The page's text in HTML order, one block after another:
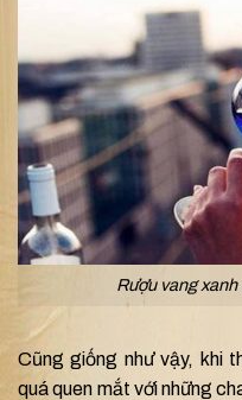
Rượu vang xanh
Cũng giống như vậy, khi
quá quen mắt với những